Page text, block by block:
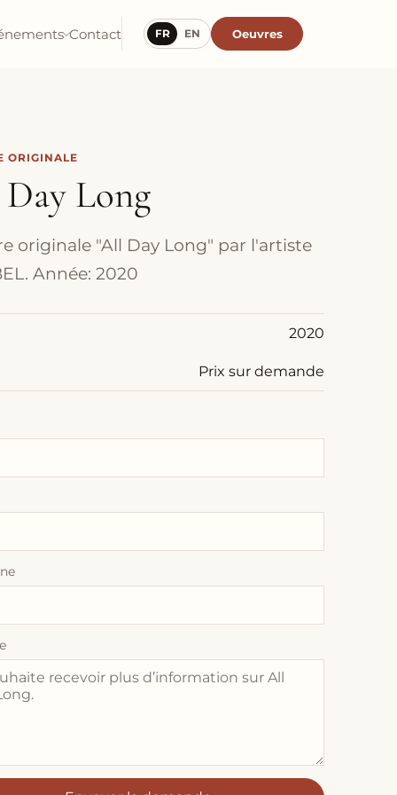
Contact FR EN Oeuvres
ORIGINALE
Long
originale "All Day Long" par l'artiste
Année: 2020
2020
Prix sur demande